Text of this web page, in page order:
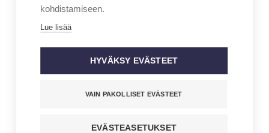
KIRJOITTAJA
MAINIO – JAN HOLMBERG
merkkiä
kohdistamiseen.
Lue lisää
HYVÄKSY EVÄSTEET
VAIN PAKOLLISET EVÄSTEET
EVÄSTEASETUKSET